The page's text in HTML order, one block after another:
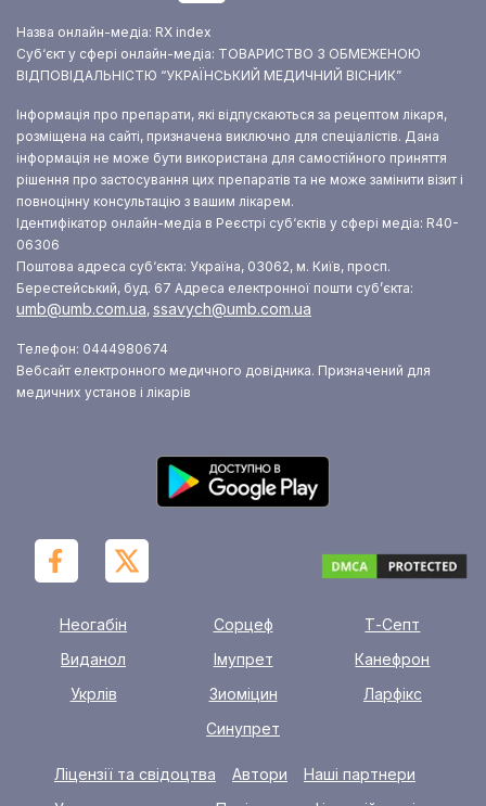
Назва онлайн-медіа: RX index
Суб‘єкт у сфері онлайн-медіа: ТОВАРИСТВО З ОБМЕЖЕНОЮ
ВІДПОВІДАЛЬНІСТЮ “УКРАЇНСЬКИЙ МЕДИЧНИЙ ВІСНИК”
Інформація про препарати, які відпускаються за рецептом лікаря,
розміщена на сайті, призначена виключно для спеціалістів. Дана
інформація не може бути використана для самостійного приняття
рішення про застосування цих препаратів та не може замінити візит і
повноцінну консультацію з вашим лікарем.
Ідентифікатор онлайн-медіа в Реєстрі суб‘єктів у сфері медіа: R40-
06306
Поштова адреса суб‘єкта: Україна, 03062, м. Київ, просп.
Берестейський, буд. 67 Адреса електронної пошти суб’єкта:
umb@umb.com.ua, ssavych@umb.com.ua
Телефон: 0444980674
Вебсайт електронного медичного довідника. Призначений для
медичних установ і лікарів
Неогабін Сорцеф
Т-Септ
Виданол
Імупрет
Канефрон
Укрлів
Зиоміцин
Ларфікс
Синупрет
Ліцензії та свідоцтва Автори
Наші партнери